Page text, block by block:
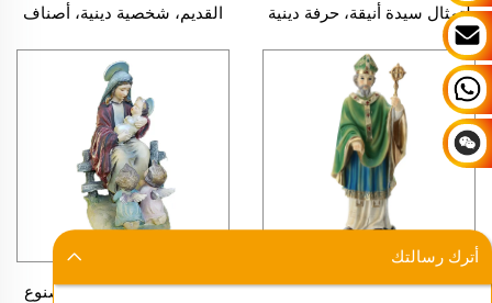
لتمثال سيدة أنيقة، حرفة دينية
القديم، شخصية دينية، أصناف
شخصية راتنجية مخصصة لعيد
تمثال ديني من الراتنج مصنوع
أترك رسالتك